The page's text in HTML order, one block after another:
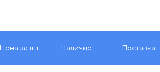
Цена за шт Наличие Поставка